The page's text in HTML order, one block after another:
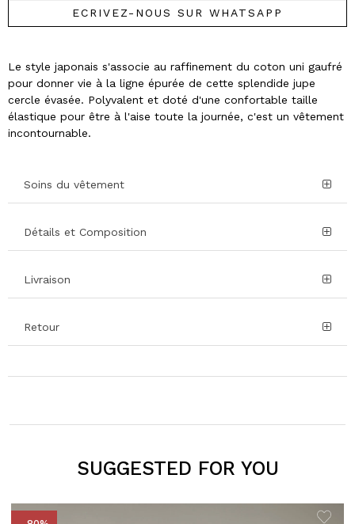
ECRIVEZ-NOUS SUR WHATSAPP
Le style japonais s'associe au raffinement du coton uni gaufré
pour donner vie à la ligne épurée de cette splendide jupe
cercle évasée. Polyvalent et doté d'une confortable taille
élastique pour être à l'aise toute la journée, c'est un vêtement
incontournable.
Soins du vêtement
Détails et Composition
Livraison
Retour
SUGGESTED FOR YOU